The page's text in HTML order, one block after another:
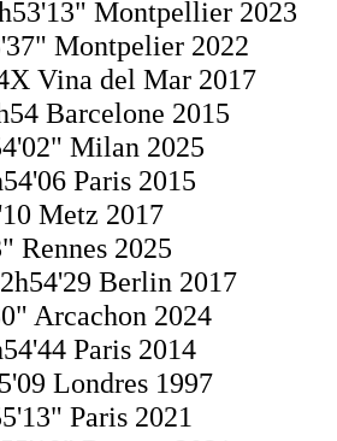
Montpellier 2023
Montpelier 2022
Vina del Mar 2017
Barcelone 2015
Milan 2025
Paris 2015
Metz 2017
Rennes 2025
Berlin 2017
Arcachon 2024
Paris 2014
Londres 1997
Paris 2021